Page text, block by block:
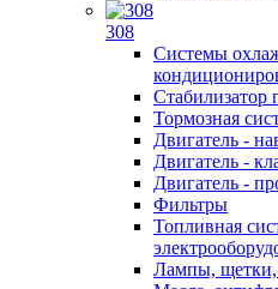
308
Системы
Стабилизатор
Тормозная
Двигатель -
Двигатель -
Двигатель -
Фильтры
Топливная
Лампы, щетки,